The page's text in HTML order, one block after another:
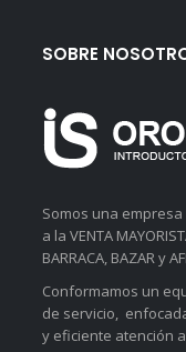
SOBRE
Somos una
a la VENTA
BARRACA, BAZAR y
Conformamos un
de servicio,
y eficiente atención